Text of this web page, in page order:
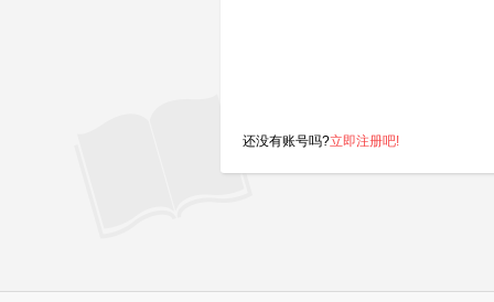
还没有账号吗?立即注册吧!